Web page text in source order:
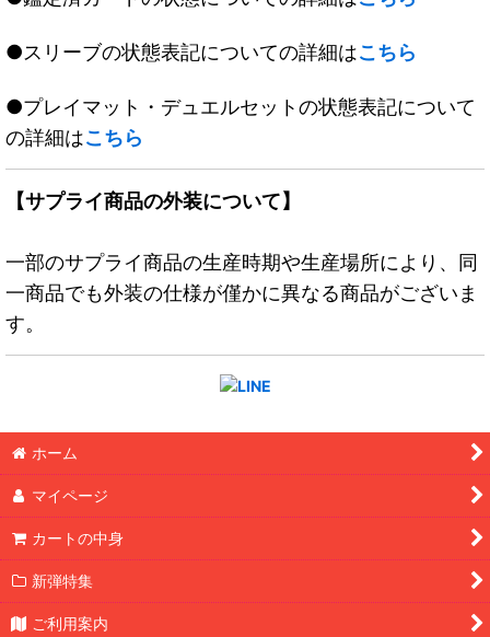
●スリーブの状態表記についての詳細はこちら
●プレイマット・デュエルセットの状態表記について
の詳細はこちら
【サプライ商品の外装について】
一部のサプライ商品の生産時期や生産場所により、同
一商品でも外装の仕様が僅かに異なる商品がございま
す。
ホーム
マイページ
カートの中身
新弾特集
ご利用案内